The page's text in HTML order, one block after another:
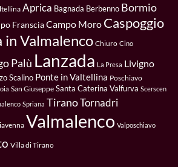
Aprica Bagnada Berbenno Bormio
FransciaCampo Moro Caspoggio
in Valmalenco Chiuro Cino
Palù Lanzada La Presa Livigno
Scalino Ponte in Valtellina Poschiavo
San Giuseppe Santa Caterina Valfurva Scerscen
Spriana TiranoTornadri
Valmalenco Valposchiavo
Villa di Tirano